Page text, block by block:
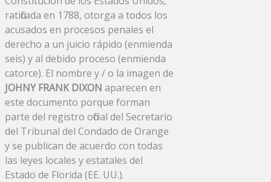
ratificada en 1788, otorga a todos los
acusados ​​en procesos penales el
derecho a un juicio rápido (enmienda
seis) y al debido proceso (enmienda
catorce). El nombre y / o la imagen de
JOHNY FRANK DIXON aparecen en
este documento porque forman
parte del registro oficial del Secretario
del Tribunal del Condado de Orange
y se publican de acuerdo con todas
las leyes locales y estatales del
Estado de Florida (EE. UU.).